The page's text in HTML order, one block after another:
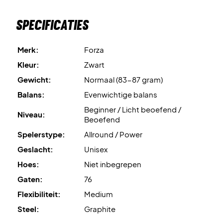
Specificaties
Merk:
Forza
Kleur:
Zwart
Gewicht:
Normaal (83-87 gram)
Balans:
Evenwichtige balans
Niveau:
Beginner / Licht beoefend /
Beoefend
Spelerstype:
Allround / Power
Geslacht:
Unisex
Hoes:
Niet inbegrepen
Gaten:
76
Flexibiliteit:
Medium
Steel:
Graphite